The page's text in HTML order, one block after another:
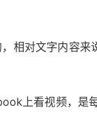
相对文字内容
上看视频，是